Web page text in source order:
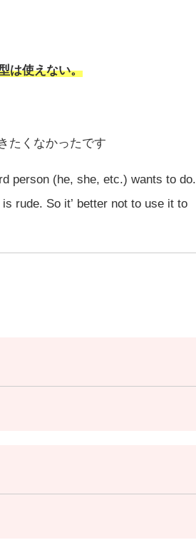
は使えない。
たくなかったです
person (he, she, etc.) wants to do.
rude. So it’ better not to use it to